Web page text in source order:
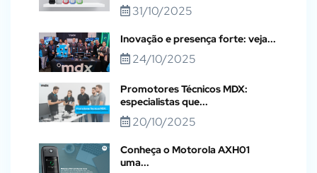
31/10/2025
Inovação e presença forte: veja...
24/10/2025
Promotores Técnicos MDX:
especialistas que...
20/10/2025
Conheça o Motorola AXH01
uma...